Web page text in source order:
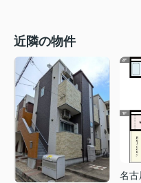
近隣の物件
名古